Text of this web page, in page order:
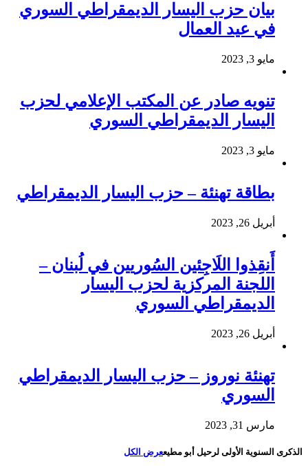
بيان حزب اليسار الديمقراطي السوري
في عيد العمال
مايو 3, 2023
تنويه صادر عن المكتب الإعلامي لحزب
اليسار الديمقراطي السوري
مايو 3, 2023
بطاقة تهنئة – حزب اليسار الديمقراطي
أبريل 26, 2023
أَنقِذوا اللَاجِئين السُوريين في لُبنان –
اللجنة المركزية لحزب اليسار
الديمقراطي السوري
أبريل 26, 2023
تهنئة نوروز – حزب اليسار الديمقراطي
السوري
مارس 31, 2023
الذكرى السنوية الأولى لرحيل أبو مطيععرض الكل